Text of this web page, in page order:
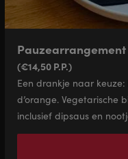
Pauzearrangement
(€14,50 P.P.)
Een drankje naar
d’orange. Vegetarische
inclusief dipsaus en